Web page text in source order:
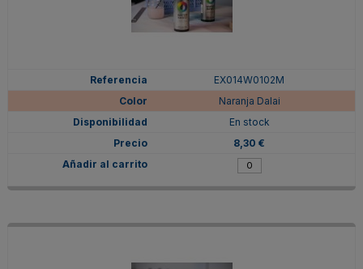
EX014W0102M
Naranja Dalai
En stock
8,30 €